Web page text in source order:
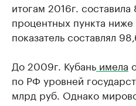
итогам 2016г.
процентных пункта ниже
показатель составлял
До 2009г. Кубань имела
по РФ уровней
млрд руб. Однако